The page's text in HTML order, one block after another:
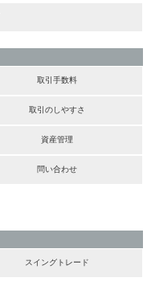
取引手数料
取引のしやすさ
資産管理
問い合わせ
スイングトレード